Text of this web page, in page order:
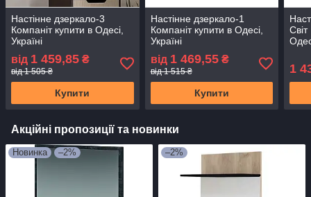
Настінне дзеркало-3
Компаніт купити в Одесі,
Україні
від 1 459,85 ₴
від 1 505 ₴
Купити
Настінне дзеркало-1
Компаніт купити в Одесі,
Україні
від 1 469,55₴
від 1 515 ₴
Купити
1
Акційні пропозиції та новинки
Новинка –2% –2%